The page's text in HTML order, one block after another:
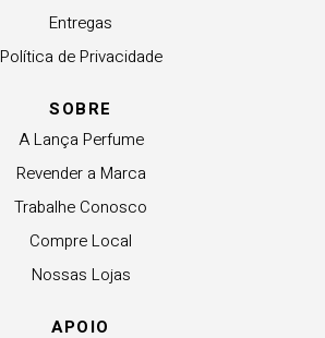
Entregas
Política de Privacidade
SOBRE
A Lança Perfume
Revender a Marca
Trabalhe Conosco
Compre Local
Nossas Lojas
APOIO